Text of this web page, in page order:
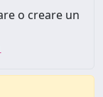
o creare un